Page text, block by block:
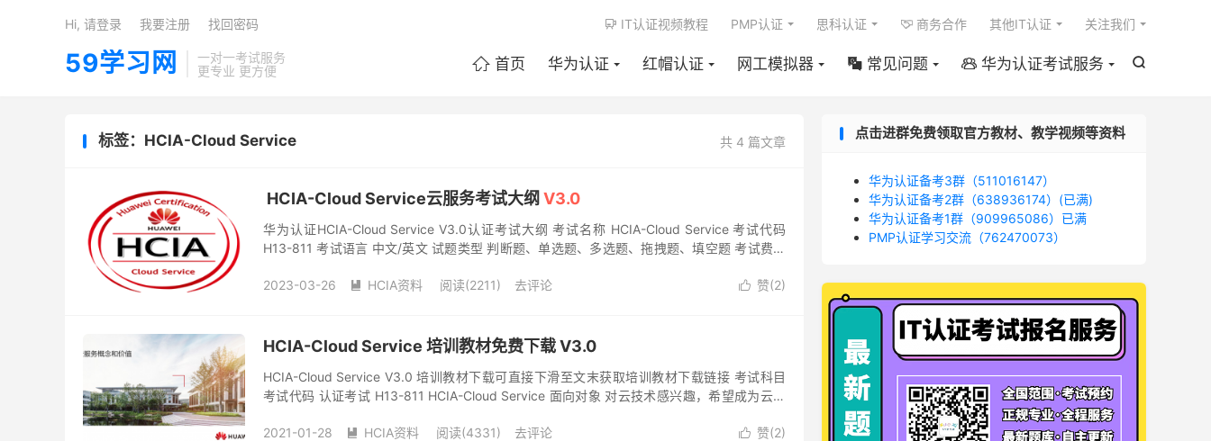
59学习网
一对一考试服务
更专业 更方便

 首页 华为认证 红帽认证 网工模拟器  常见问题  华为认证考试服务
 IT认证视频教程 PMP认证 思科认证  商务合作 其他IT认证 关注我们
Hi, 请登录 我要注册 找回密码
共 4 篇文章
标签：HCIA-Cloud Service
HCIA-Cloud Service云服务考试大纲 V3.0
华为认证HCIA-Cloud Service V3.0认证考试大纲 考试名称 HCIA-Cloud Service 考试代码
H13-811 考试语言 中文/英文 试题类型 判断题、单选题、多选题、拖拽题、填空题 考试费用
 赞(2)
2023-03-26  HCIA资料 阅读(2211) 去评论
HCIA-Cloud Service 培训教材免费下载 V3.0
HCIA-Cloud Service V3.0 培训教材下载可直接下滑至文末获取培训教材下载链接 考试科目
考试代码 认证考试 H13-811 HCIA-Cloud Service 面向对象 对云技术感兴趣，希望成为云服
 赞(2)
2021-01-28  HCIA资料 阅读(4331) 去评论
点击进群免费领取官方教材、教学视频等资料
华为认证备考3群（511016147）
华为认证备考2群（638936174）(已满)
华为认证备考1群（909965086）已满
PMP认证学习交流（762470073）